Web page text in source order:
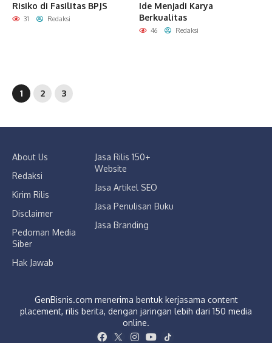
Risiko di Fasilitas BPJS
31 Redaksi
Ide Menjadi Karya
Berkualitas
46 Redaksi
1 2 3
About Us
Redaksi
Kirim Rilis
Disclaimer
Pedoman Media
Siber
Hak Jawab
Jasa Rilis 150+
Website
Jasa Artikel SEO
Jasa Penulisan Buku
Jasa Branding
GenBisnis.com menerima bentuk kerjasama content
placement, rilis berita, dengan jaringan lebih dari 150 media
online.